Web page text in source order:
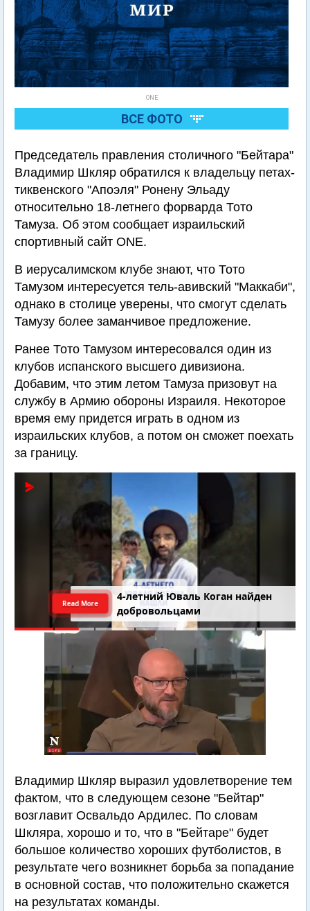
ONE
ВСЕ ФОТО
Председатель правления столичного "Бейтара"
Владимир Шкляр обратился к владельцу петах-
тиквенского "Апоэля" Ронену Эльаду
относительно 18-летнего форварда Тото
Тамуза. Об этом сообщает израильский
спортивный сайт ONE.
В иерусалимском клубе знают, что Тото
Тамузом интересуется тель-авивский "Маккаби",
однако в столице уверены, что смогут сделать
Тамузу более заманчивое предложение.
Ранее Тото Тамузом интересовался один из
клубов испанского высшего дивизиона.
Добавим, что этим летом Тамуза призовут на
службу в Армию обороны Израиля. Некоторое
время ему придется играть в одном из
израильских клубов, а потом он сможет поехать
за границу.
4-летний Юваль Коган найден
добровольцами
Read More
Владимир Шкляр выразил удовлетворение тем
фактом, что в следующем сезоне "Бейтар"
возглавит Освальдо Ардилес. По словам
Шкляра, хорошо и то, что в "Бейтаре" будет
большое количество хороших футболистов, в
результате чего возникнет борьба за попадание
в основной состав, что положительно скажется
на результатах команды.